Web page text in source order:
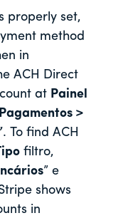
properly set,
method
in
ACH Direct
at Painel
>
. To find ACH
filtro,
” e
shows
in